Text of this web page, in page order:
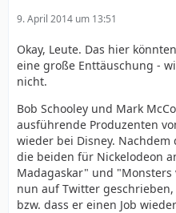
9. April 2014 um 13:51
Okay, Leute. Das hier
eine große Enttäuschung -
nicht.
Bob Schooley und Mark
ausführende Produzenten
wieder bei Disney.
die beiden für Nickelodeon
Madagaskar" und
nun auf Twitter
bzw. dass er einen Job